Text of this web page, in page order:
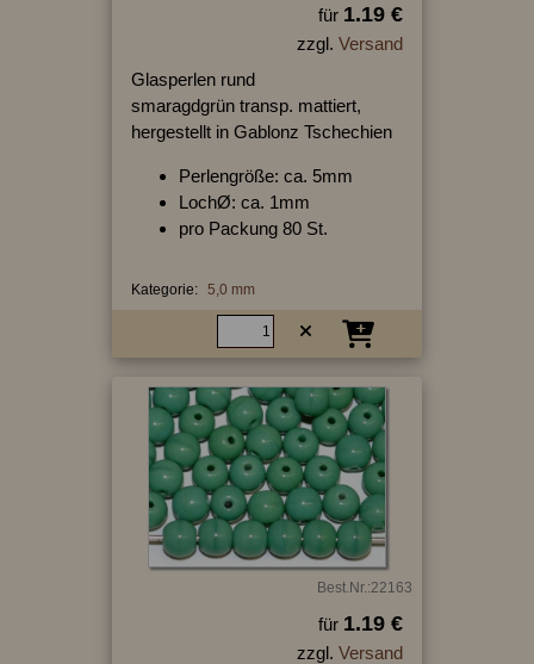
für 1.19 €
zzgl. Versand
Glasperlen rund
smaragdgrün transp. mattiert,
hergestellt in Gablonz Tschechien
Perlengröße: ca. 5mm
LochØ: ca. 1mm
pro Packung 80 St.
Kategorie: 5,0 mm
Best.Nr.:22163
für 1.19 €
zzgl. Versand